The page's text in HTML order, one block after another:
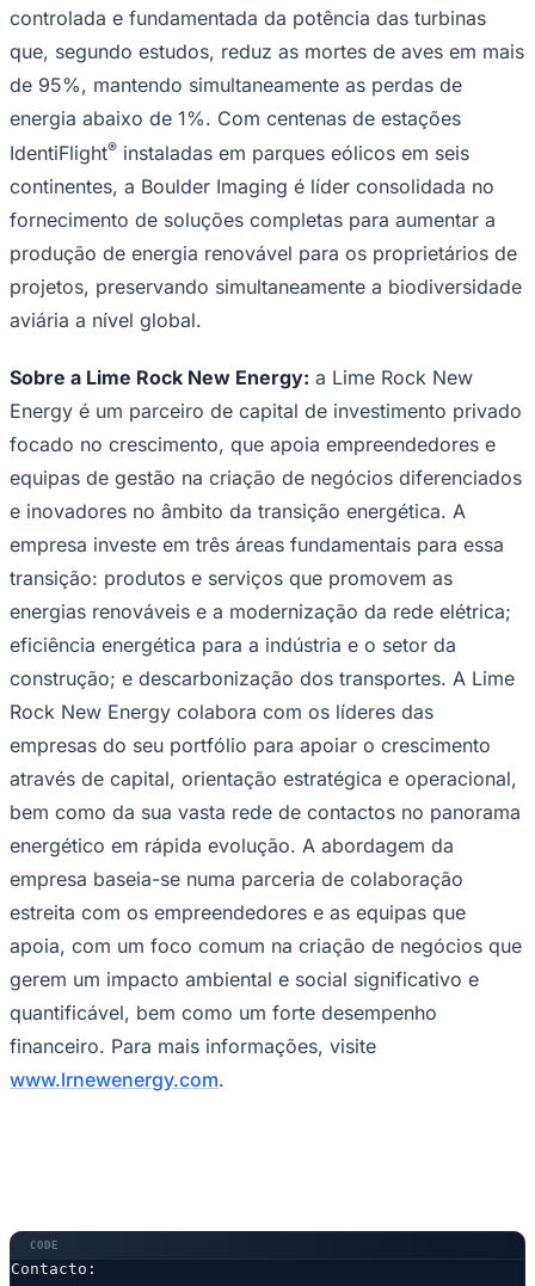
São Paulo
controlada e fundamentada da potência das turbinas
que, segundo estudos, reduz as mortes de aves em mais
de 95%, mantendo simultaneamente as perdas de
energia abaixo de 1%. Com centenas de estações
IdentiFlight® instaladas em parques eólicos em seis
continentes, a Boulder Imaging é líder consolidada no
fornecimento de soluções completas para aumentar a
produção de energia renovável para os proprietários de
projetos, preservando simultaneamente a biodiversidade
aviária a nível global.
Sobre a Lime Rock New Energy: a Lime Rock New
Energy é um parceiro de capital de investimento privado
focado no crescimento, que apoia empreendedores e
equipas de gestão na criação de negócios diferenciados
e inovadores no âmbito da transição energética. A
empresa investe em três áreas fundamentais para essa
transição: produtos e serviços que promovem as
energias renováveis e a modernização da rede elétrica;
eficiência energética para a indústria e o setor da
construção; e descarbonização dos transportes. A Lime
Rock New Energy colabora com os líderes das
empresas do seu portfólio para apoiar o crescimento
através de capital, orientação estratégica e operacional,
bem como da sua vasta rede de contactos no panorama
energético em rápida evolução. A abordagem da
empresa baseia-se numa parceria de colaboração
estreita com os empreendedores e as equipas que
apoia, com um foco comum na criação de negócios que
gerem um impacto ambiental e social significativo e
quantificável, bem como um forte desempenho
financeiro. Para mais informações, visite
www.lrnewenergy.com.
Contacto: